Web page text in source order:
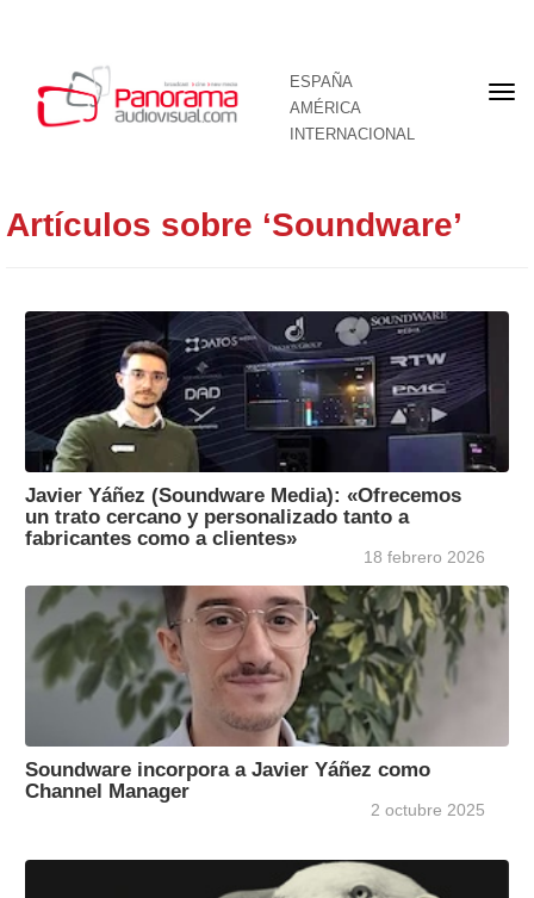
ESPAÑA
AMÉRICA
INTERNACIONAL
Artículos sobre ‘Soundware’
Javier Yáñez (Soundware Media): «Ofrecemos
un trato cercano y personalizado tanto a
fabricantes como a clientes»
18 febrero 2026
Soundware incorpora a Javier Yáñez como
Channel Manager
2 octubre 2025